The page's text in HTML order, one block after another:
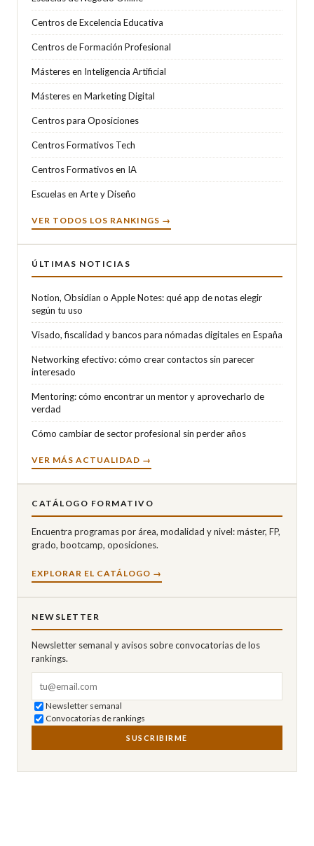
Centros de Excelencia Educativa
Centros de Formación Profesional
Másteres en Inteligencia Artificial
Másteres en Marketing Digital
Centros para Oposiciones
Centros Formativos Tech
Centros Formativos en IA
Escuelas en Arte y Diseño
VER TODOS LOS RANKINGS →
ÚLTIMAS NOTICIAS
Notion, Obsidian o Apple Notes: qué app de notas elegir
según tu uso
Visado, fiscalidad y bancos para nómadas digitales en España
Networking efectivo: cómo crear contactos sin parecer
interesado
Mentoring: cómo encontrar un mentor y aprovecharlo de
verdad
Cómo cambiar de sector profesional sin perder años
VER MÁS ACTUALIDAD →
CATÁLOGO FORMATIVO
Encuentra programas por área, modalidad y nivel: máster, FP,
grado, bootcamp, oposiciones.
EXPLORAR EL CATÁLOGO →
NEWSLETTER
Newsletter semanal y avisos sobre convocatorias de los
rankings.
Newsletter semanal
Convocatorias de rankings
SUSCRIBIRME